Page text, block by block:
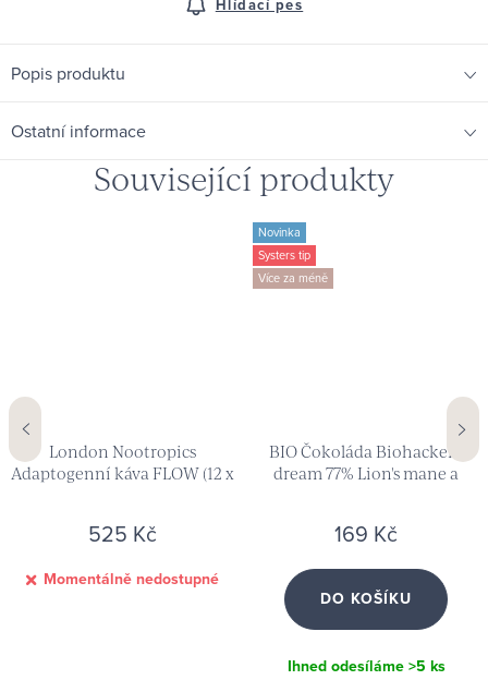
Hlídací pes
Popis produktu
Ostatní informace
Související produkty
London Nootropics
Adaptogenní káva FLOW (12 x
525 Kč
Momentálně nedostupné
Novinka
Systers tip
Více za méně
BIO Čokoláda Biohacker's
dream 77% Lion's mane a
169 Kč
DO KOŠÍKU
Ihned odesíláme>5 ks